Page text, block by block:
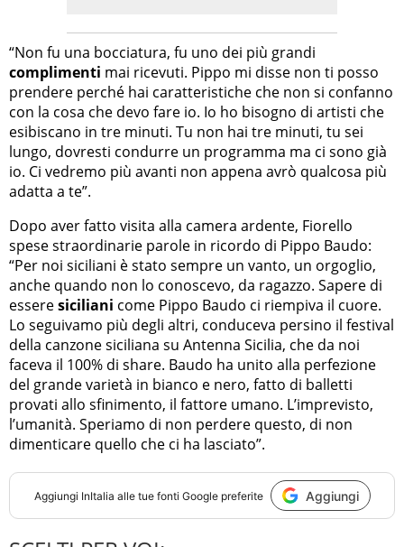
“Non fu una bocciatura, fu uno dei più grandi
complimenti mai ricevuti. Pippo mi disse non ti posso
prendere perché hai caratteristiche che non si confanno
con la cosa che devo fare io. Io ho bisogno di artisti che
esibiscano in tre minuti. Tu non hai tre minuti, tu sei
lungo, dovresti condurre un programma ma ci sono già
io. Ci vedremo più avanti non appena avrò qualcosa più
adatta a te”.
Dopo aver fatto visita alla camera ardente, Fiorello
spese straordinarie parole in ricordo di Pippo Baudo:
“Per noi siciliani è stato sempre un vanto, un orgoglio,
anche quando non lo conoscevo, da ragazzo. Sapere di
esseresiciliani come Pippo Baudo ci riempiva il cuore.
Lo seguivamo più degli altri, conduceva persino il festival
della canzone siciliana su Antenna Sicilia, che da noi
faceva il 100% di share. Baudo ha unito alla perfezione
del grande varietà in bianco e nero, fatto di balletti
provati allo sfinimento, il fattore umano. L’imprevisto,
l’umanità. Speriamo di non perdere questo, di non
dimenticare quello che ci ha lasciato”.
Aggiungi InItalia alle tue fonti Google preferite Aggiungi